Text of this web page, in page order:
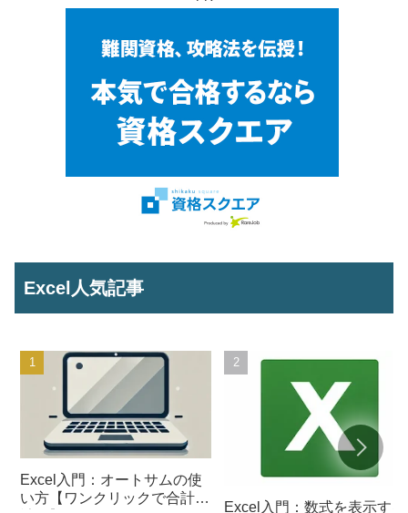
Excel人気記事
Excel入門：オートサムの使
い方【ワンクリックで合計を
Excel入門：数式を表示する